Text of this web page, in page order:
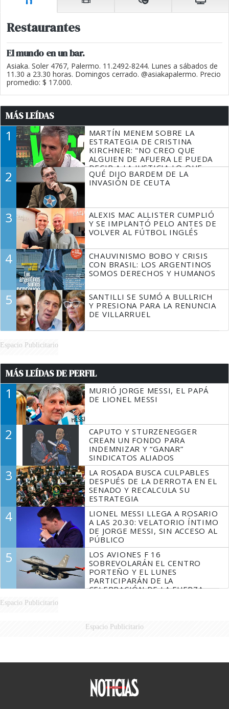
Restaurantes
El mundo en un bar.
Asiaka. Soler 4767, Palermo. 11.2492-8244. Lunes a sábados de
11.30 a 23.30 horas. Domingos cerrado. @asiakapalermo. Precio
promedio: $ 17.000.
MÁS LEÍDAS
1
MARTÍN MENEM SOBRE LA
ESTRATEGIA DE CRISTINA
KIRCHNER: "NO CREO QUE
ALGUIEN DE AFUERA LE PUEDA
DECIR A LA JUSTICIA LO QUE
TIENE QUE HACER"
2
QUÉ DIJO BARDEM DE LA
INVASIÓN DE CEUTA
3
ALEXIS MAC ALLISTER CUMPLIÓ
Y SE IMPLANTÓ PELO ANTES DE
VOLVER AL FÚTBOL INGLÉS
4
CHAUVINISMO BOBO Y CRISIS
CON BRASIL: LOS ARGENTINOS
SOMOS DERECHOS Y HUMANOS
5
SANTILLI SE SUMÓ A BULLRICH
Y PRESIONA PARA LA RENUNCIA
DE VILLARRUEL
Espacio Publicitario
MÁS LEÍDAS DE PERFIL
1
MURIÓ JORGE MESSI, EL PAPÁ
DE LIONEL MESSI
2
CAPUTO Y STURZENEGGER
CREAN UN FONDO PARA
INDEMNIZAR Y “GANAR”
SINDICATOS ALIADOS
3
LA ROSADA BUSCA CULPABLES
DESPUÉS DE LA DERROTA EN EL
SENADO Y RECALCULA SU
ESTRATEGIA
4
LIONEL MESSI LLEGA A ROSARIO
A LAS 20.30: VELATORIO ÍNTIMO
DE JORGE MESSI, SIN ACCESO AL
PÚBLICO
5
LOS AVIONES F 16
SOBREVOLARÁN EL CENTRO
PORTEÑO Y EL LUNES
PARTICIPARÁN DE LA
CELEBRACIÓN DE LA FUERZA
Espacio Publicitario
Espacio Publicitario